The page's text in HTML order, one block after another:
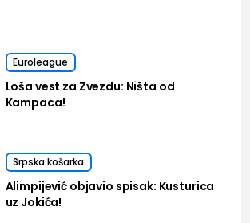
Euroleague
Loša vest za Zvezdu: Ništa od
Kampaca!
Srpska košarka
Alimpijević objavio spisak: Kusturica
uz Jokića!